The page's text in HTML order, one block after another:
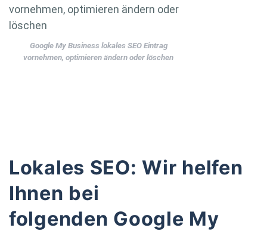
Google My Business lokales SEO Eintrag
vornehmen, optimieren ändern oder löschen
Lokales SEO: Wir helfen
Ihnen bei
folgenden Google My